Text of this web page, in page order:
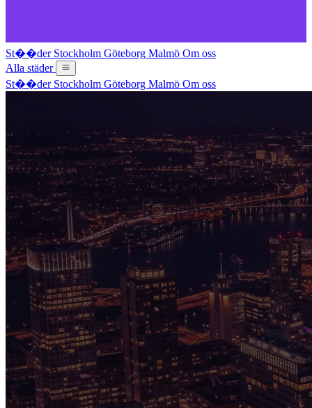
St��der Stockholm Göteborg Malmö Om oss
Alla städer
St��der Stockholm Göteborg Malmö Om oss